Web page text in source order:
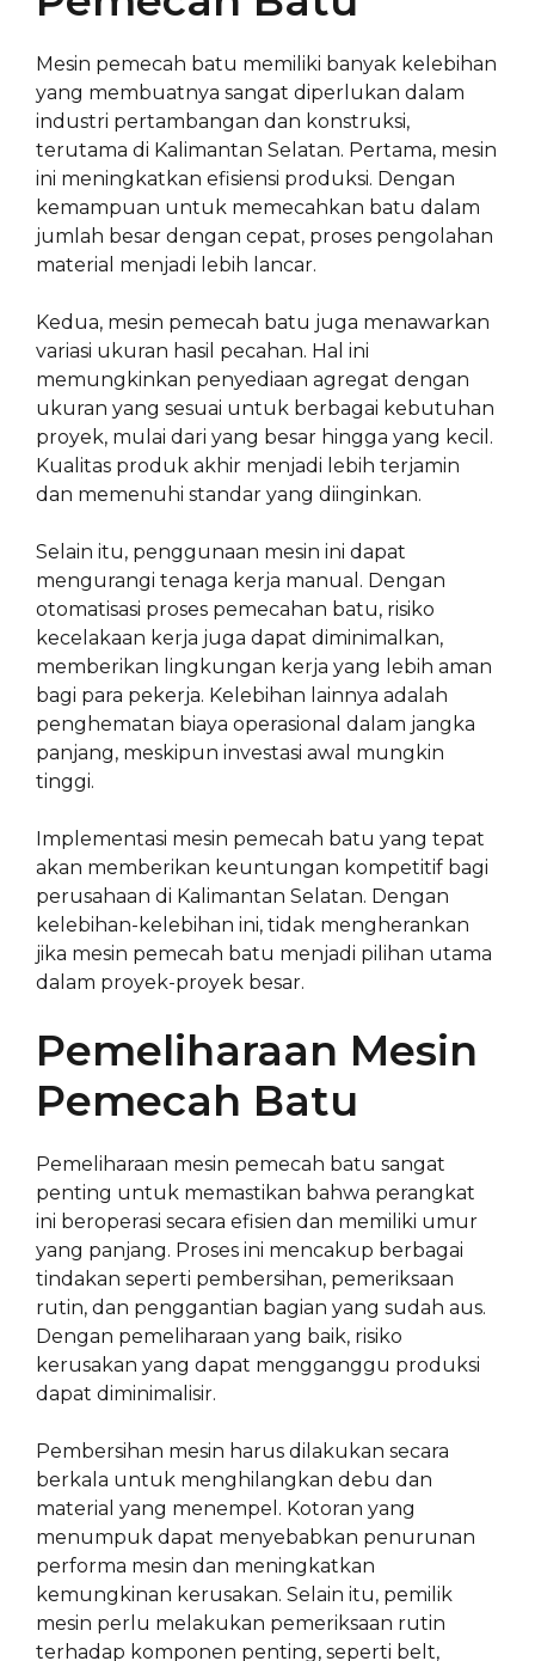
Mesin pemecah batu memiliki banyak kelebihan
yang membuatnya sangat diperlukan dalam
industri pertambangan dan konstruksi,
terutama di Kalimantan Selatan. Pertama, mesin
ini meningkatkan efisiensi produksi. Dengan
kemampuan untuk memecahkan batu dalam
jumlah besar dengan cepat, proses pengolahan
material menjadi lebih lancar.
Kedua, mesin pemecah batu juga menawarkan
variasi ukuran hasil pecahan. Hal ini
memungkinkan penyediaan agregat dengan
ukuran yang sesuai untuk berbagai kebutuhan
proyek, mulai dari yang besar hingga yang kecil.
Kualitas produk akhir menjadi lebih terjamin
dan memenuhi standar yang diinginkan.
Selain itu, penggunaan mesin ini dapat
mengurangi tenaga kerja manual. Dengan
otomatisasi proses pemecahan batu, risiko
kecelakaan kerja juga dapat diminimalkan,
memberikan lingkungan kerja yang lebih aman
bagi para pekerja. Kelebihan lainnya adalah
penghematan biaya operasional dalam jangka
panjang, meskipun investasi awal mungkin
tinggi.
Implementasi mesin pemecah batu yang tepat
akan memberikan keuntungan kompetitif bagi
perusahaan di Kalimantan Selatan. Dengan
kelebihan-kelebihan ini, tidak mengherankan
jika mesin pemecah batu menjadi pilihan utama
dalam proyek-proyek besar.
Pemeliharaan Mesin
Pemecah Batu
Pemeliharaan mesin pemecah batu sangat
penting untuk memastikan bahwa perangkat
ini beroperasi secara efisien dan memiliki umur
yang panjang. Proses ini mencakup berbagai
tindakan seperti pembersihan, pemeriksaan
rutin, dan penggantian bagian yang sudah aus.
Dengan pemeliharaan yang baik, risiko
kerusakan yang dapat mengganggu produksi
dapat diminimalisir.
Pembersihan mesin harus dilakukan secara
berkala untuk menghilangkan debu dan
material yang menempel. Kotoran yang
menumpuk dapat menyebabkan penurunan
performa mesin dan meningkatkan
kemungkinan kerusakan. Selain itu, pemilik
mesin perlu melakukan pemeriksaan rutin
terhadap komponen penting, seperti belt,